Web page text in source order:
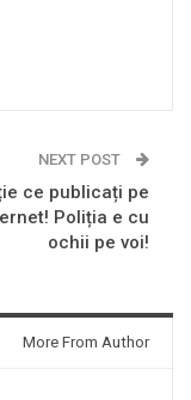
NEXT POST
ce publicați pe
Poliția e cu
ochii pe voi!
More From Author